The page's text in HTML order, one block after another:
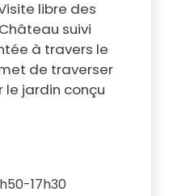
libre des
suivi
à travers le
de traverser
le jardin conçu
17h30